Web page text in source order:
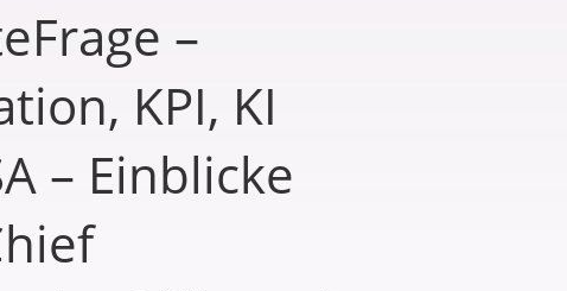
–
KPI, KI
– Einblicke